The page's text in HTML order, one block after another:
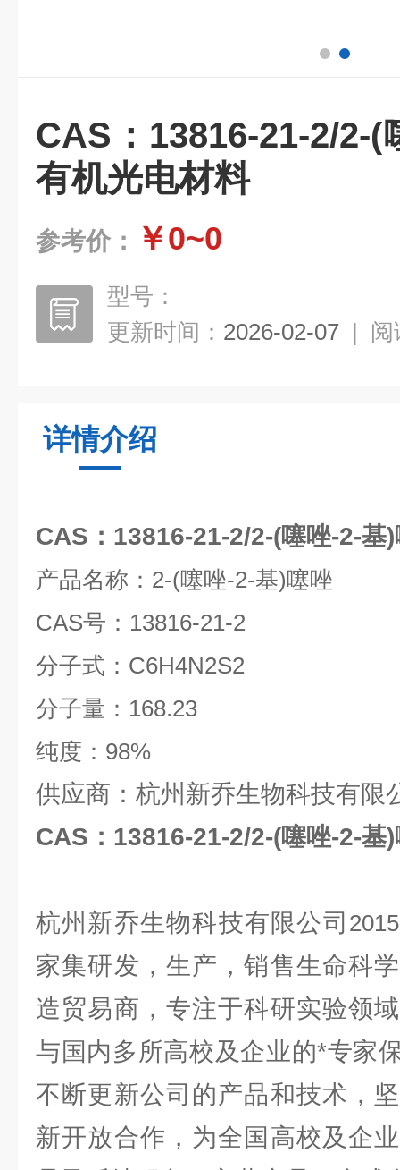
CAS：13816-21-2/2-(
有机光电材料
参考价： ￥0~0
型号：
更新时间： 2026-02-07 | 阅
详情介绍
CAS：13816-21-2/2-(噻唑-2-基
产品名称： 2-(噻唑-2-基)噻唑
CAS号： 13816-21-2
分子式： C6H4N2S2
分子量： 168.23
纯度： 98%
供应商：杭州新乔生物科技有限
CAS：13816-21-2/2-(噻唑-2-基
杭州新乔生物科技有限公司 2015
家集研发，生产，销售生命科
造贸易商，专注于科研实验领
与国内多所高校及企业的*专家
不断更新公司的产品和技术，
新开放合作，为全国高校及企